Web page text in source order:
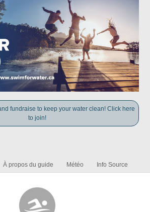
fundraise to keep your water clean! Click here
to join!
À propos du guide Météo Info Source